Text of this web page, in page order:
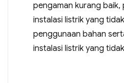
pengaman kurang baik,
instalasi listrik yang
penggunaan bahan
instalasi listrik yang